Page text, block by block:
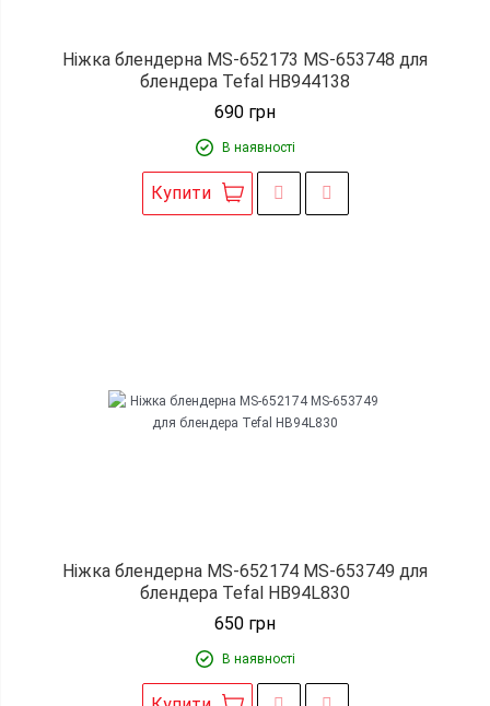
Ніжка блендерна MS-652173 MS-653748 для
блендера Tefal HB944138
690 грн
В наявності
Купити
Ніжка блендерна MS-652174 MS-653749 для
блендера Tefal HB94L830
650 грн
В наявності